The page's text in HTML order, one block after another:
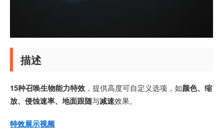
描述
15种召唤生物能力特效 ，提供高度可自定义选项，如颜色、缩
放、侵蚀速率、地面跟随与减速效果。
特效展示视频